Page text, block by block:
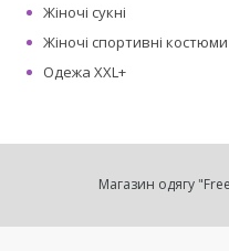
Жіночі сукні
Жіночі спортивні костюми
Одежа XXL+